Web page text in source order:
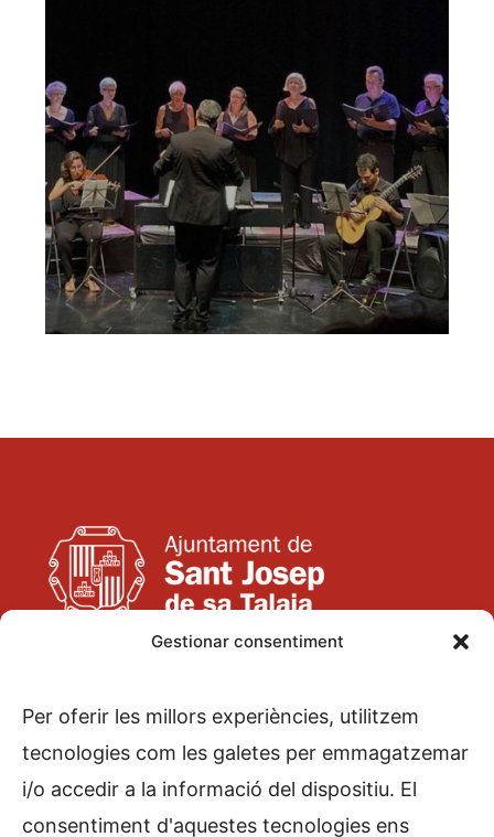
Gestionar consentiment
Per oferir les millors experiències, utilitzem
tecnologies com les galetes per emmagatzemar
i/o accedir a la informació del dispositiu. El
consentiment d'aquestes tecnologies ens
07830 Sant Josep de sa Talaia
971 800 125